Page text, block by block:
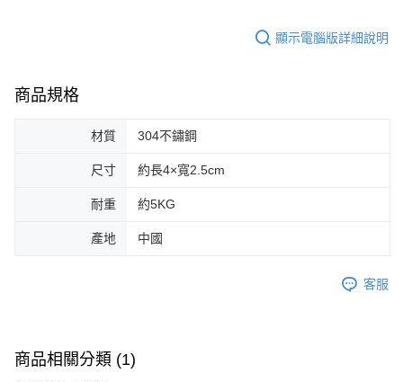
顯示電腦版詳細說明
商品規格
材質 304不鏽鋼
尺寸 約長4×寬2.5cm
耐重 約5KG
產地 中國
客服
商品相關分類 (1)